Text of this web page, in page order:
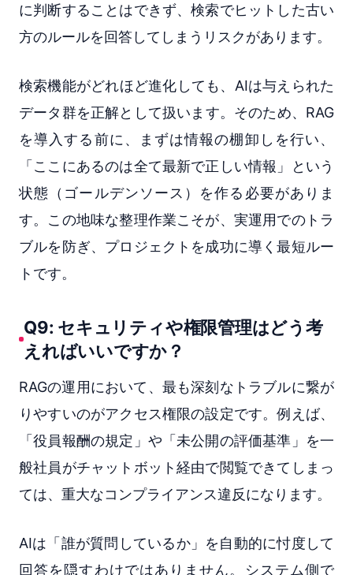
に判断することはできず、検索でヒットした古い
方のルールを回答してしまうリスクがあります。
検索機能がどれほど進化しても、AIは与えられた
データ群を正解として扱います。そのため、RAG
を導入する前に、まずは情報の棚卸しを行い、
「ここにあるのは全て最新で正しい情報」という
状態（ゴールデンソース）を作る必要がありま
す。この地味な整理作業こそが、実運用でのトラ
ブルを防ぎ、プロジェクトを成功に導く最短ルー
トです。
Q9: セキュリティや権限管理はどう考
えればいいですか？
RAGの運用において、最も深刻なトラブルに繋が
りやすいのがアクセス権限の設定です。例えば、
「役員報酬の規定」や「未公開の評価基準」を一
般社員がチャットボット経由で閲覧できてしまっ
ては、重大なコンプライアンス違反になります。
AIは「誰が質問しているか」を自動的に忖度して
回答を隠すわけではありません。システム側で